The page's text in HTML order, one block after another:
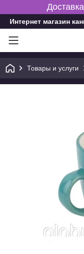
Интернет магазин
Товары и услуги